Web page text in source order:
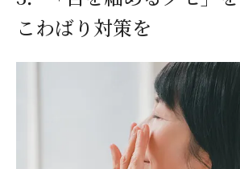
こわばり対策を